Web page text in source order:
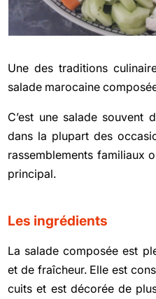
Une des traditions
salade marocaine
C’est une salade souvent
dans la plupart des
rassemblements familiaux
principal.
Les ingrédients
La salade composée est
et de fraîcheur. Elle est
cuits et est décorée de